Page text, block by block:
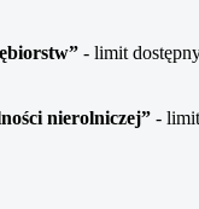
- limit
nierolniczej” -